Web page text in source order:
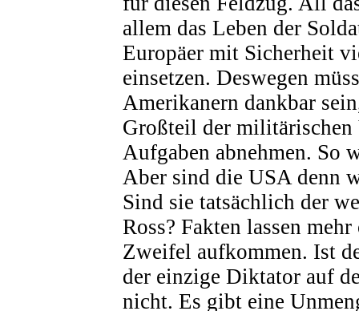
allem das Leben der
Europäer mit Sicherheit
einsetzen. Deswegen
Amerikanern dankbar
Großteil der militärischen
Aufgaben abnehmen. So
Aber sind die USA denn
Sind sie tatsächlich der
Ross? Fakten lassen
Zweifel aufkommen. Ist
der einzige Diktator auf
nicht. Es gibt eine